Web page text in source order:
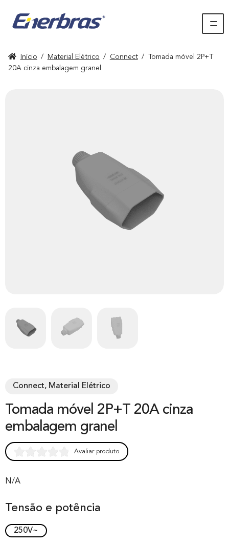
Início / Material Elétrico / Connect /
Tomada móvel 2P+T
20A cinza embalagem granel
Connect, Material Elétrico
Tomada móvel 2P+T 20A cinza
embalagem granel
out of 0
customer
rating
Avaliar produto
N/A
Tensão e potência
250V~